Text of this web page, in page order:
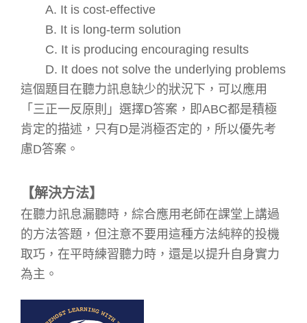
A. It is cost-effective
B. It is long-term solution
C. It is producing encouraging results
D. It does not solve the underlying problems
這個題目在聽力訊息缺少的狀況下，可以應用
「三正一反原則」選擇D答案，即ABC都是積極
肯定的描述，只有D是消極否定的，所以優先考
慮D答案。
【解決方法】
在聽力訊息漏聽時，綜合應用老師在課堂上講過
的方法答題，但注意不要用這種方法純粹的投機
取巧，在平時練習聽力時，還是以提升自身實力
為主。